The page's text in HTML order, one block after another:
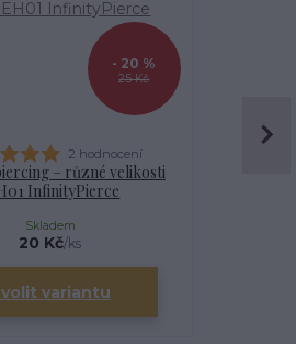
25 Kč
- 20 %
2 hodnocení
– různé velikosti
InfinityPierce
20 Kč/ks
Skladem
variantu